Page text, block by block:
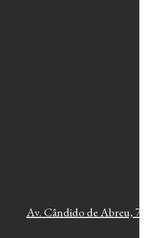
Av. Cândido de Abreu,